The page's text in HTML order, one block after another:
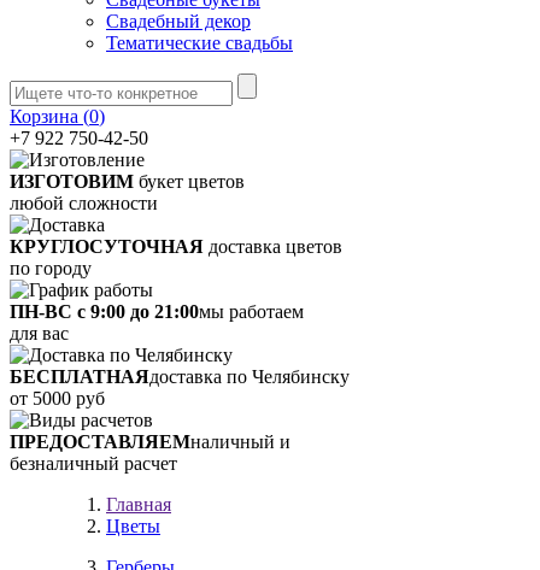
Свадебный декор
Тематические свадьбы
Корзина (0)
+7 922 750-42-50
ИЗГОТОВИМ букет цветов
любой сложности
КРУГЛОСУТОЧНАЯ доставка цветов
по городу
ПН-ВС с 9:00 до 21:00мы работаем
для вас
БЕСПЛАТНАЯдоставка по Челябинску
от 5000 руб
ПРЕДОСТАВЛЯЕМналичный и
безналичный расчет
Главная
Цветы